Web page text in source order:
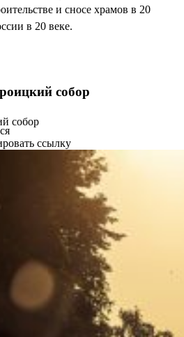
и сносе храмов в 20
в 20 веке.
собор
собор